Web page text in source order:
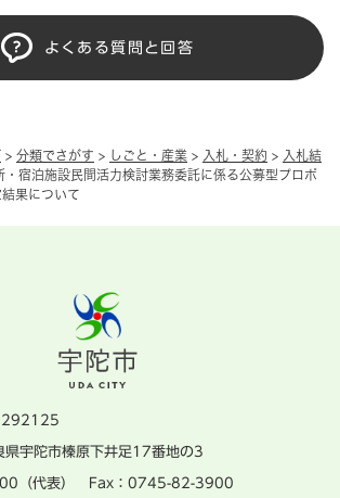
> 分類でさがす > しごと・産業 > 入札・契約 > 入札結
・宿泊施設民間活力検討業務委託に係る公募型プロポ
果について
よくある質問と回答
宇陀市榛原下井足17番地の3
（代表） Fax：0745-82-3900